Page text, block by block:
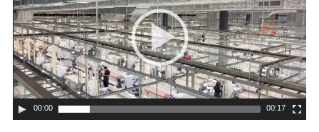
00:00 00:17